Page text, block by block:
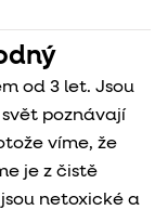
od 3 let. Jsou
poznávají
víme, že
je z čistě
netoxické a